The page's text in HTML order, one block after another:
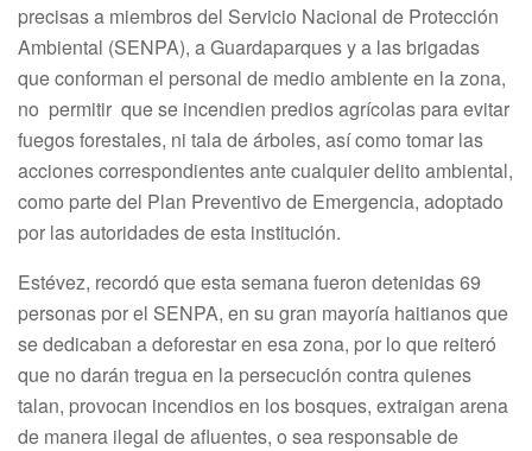
precisas a miembros del Servicio Nacional de Protección
Ambiental (SENPA), a Guardaparques y a las brigadas
que conforman el personal de medio ambiente en la zona,
no permitir que se incendien predios agrícolas para evitar
fuegos forestales, ni tala de árboles, así como tomar las
acciones correspondientes ante cualquier delito ambiental,
como parte del Plan Preventivo de Emergencia, adoptado
por las autoridades de esta institución.
Estévez, recordó que esta semana fueron detenidas 69
personas por el SENPA, en su gran mayoría haitianos que
se dedicaban a deforestar en esa zona, por lo que reiteró
que no darán tregua en la persecución contra quienes
talan, provocan incendios en los bosques, extraigan arena
de manera ilegal de afluentes, o sea responsable de